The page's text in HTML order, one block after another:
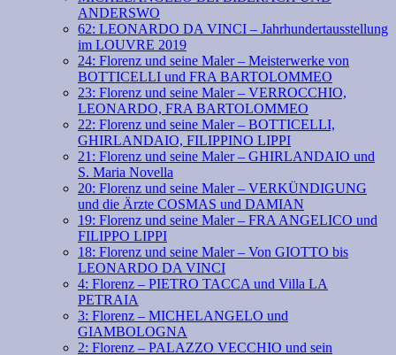
ANDERSWO
62: LEONARDO DA VINCI – Jahrhundertausstellung
im LOUVRE 2019
24: Florenz und seine Maler – Meisterwerke von
BOTTICELLI und FRA BARTOLOMMEO
23: Florenz und seine Maler – VERROCCHIO,
LEONARDO, FRA BARTOLOMMEO
22: Florenz und seine Maler – BOTTICELLI,
GHIRLANDAIO, FILIPPINO LIPPI
21: Florenz und seine Maler – GHIRLANDAIO und
S. Maria Novella
20: Florenz und seine Maler – VERKÜNDIGUNG
und die Ärzte COSMAS und DAMIAN
19: Florenz und seine Maler – FRA ANGELICO und
FILIPPO LIPPI
18: Florenz und seine Maler – Von GIOTTO bis
LEONARDO DA VINCI
4: Florenz – PIETRO TACCA und Villa LA
PETRAIA
3: Florenz – MICHELANGELO und
GIAMBOLOGNA
2: Florenz – PALAZZO VECCHIO und sein